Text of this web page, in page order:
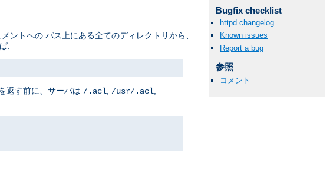
Bugfix checklist
httpd changelog
Known issues
Report a bug
参照
コメント
ントへの パス上にある全てのディレクトリから、
:
返す前に、サーバは /.acl, /usr/.acl,